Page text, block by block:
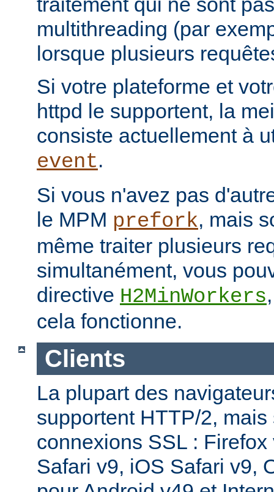
multithreading (par
lorsque plusieurs
Si votre plateforme et
httpd le supportent, la
consiste actuellement à
event.
Si vous n'avez pas
le MPM prefork, mais
même traiter plusieurs
simultanément, vous
directive H2MinWorkers
cela fonctionne.
Clients
La plupart des
supportent HTTP/2,
connexions SSL :
Safari v9, iOS Safari v9,